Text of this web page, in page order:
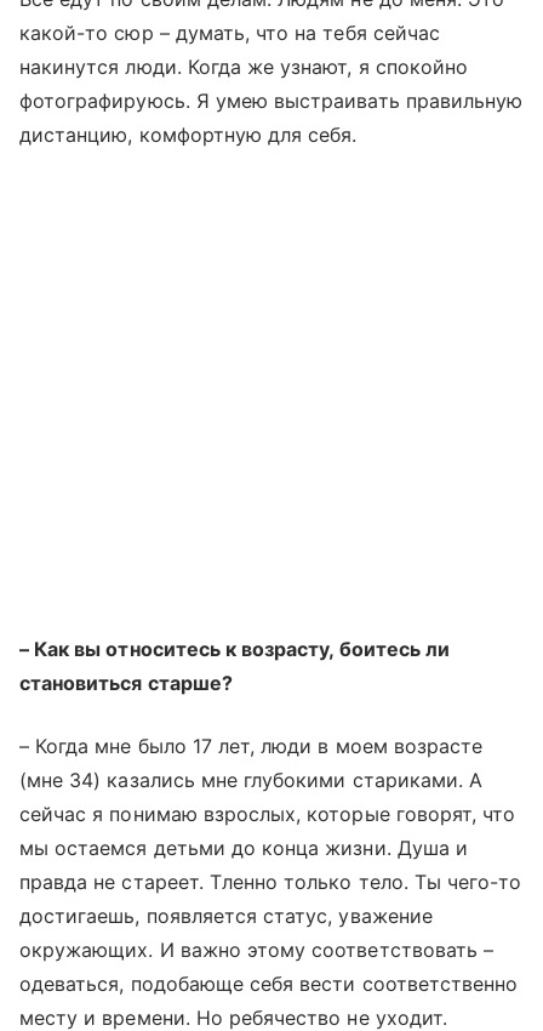
какой-то сюр – думать, что на тебя сейчас
накинутся люди. Когда же узнают, я спокойно
фотографируюсь. Я умею выстраивать правильную
дистанцию, комфортную для себя.
– Как вы относитесь к возрасту, боитесь ли
становиться старше?
– Когда мне было 17 лет, люди в моем возрасте
(мне 34) казались мне глубокими стариками. А
сейчас я понимаю взрослых, которые говорят, что
мы остаемся детьми до конца жизни. Душа и
правда не стареет. Тленно только тело. Ты чего-то
достигаешь, появляется статус, уважение
окружающих. И важно этому соответствовать –
одеваться, подобающе себя вести соответственно
месту и времени. Но ребячество не уходит.